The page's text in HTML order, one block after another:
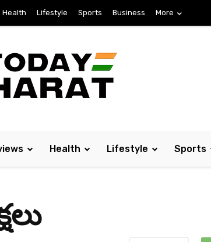
Health Lifestyle Sports Business More
Health Lifestyle Sports